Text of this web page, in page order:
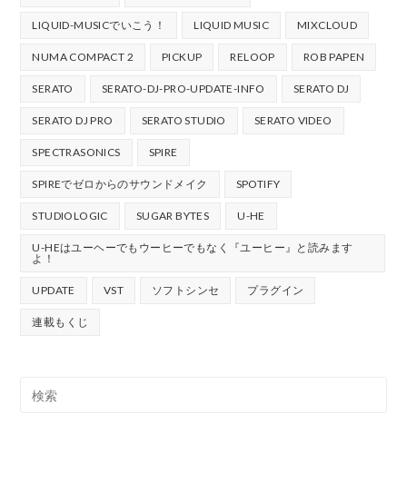
LIQUID-MUSICでいこう！ LIQUID MUSIC MIXCLOUD
NUMA COMPACT 2 PICKUP RELOOP ROB PAPEN
SERATO SERATO-DJ-PRO-UPDATE-INFO SERATO DJ
SERATO DJ PRO SERATO STUDIO SERATO VIDEO
SPECTRASONICS SPIRE
SPIREでゼロからのサウンドメイク SPOTIFY
STUDIOLOGIC SUGAR BYTES U-HE
U-HEはユーヘーでもウーヒーでもなく『ユーヒー』と読みます
よ！
UPDATE VST ソフトシンセ プラグイン
連載もくじ